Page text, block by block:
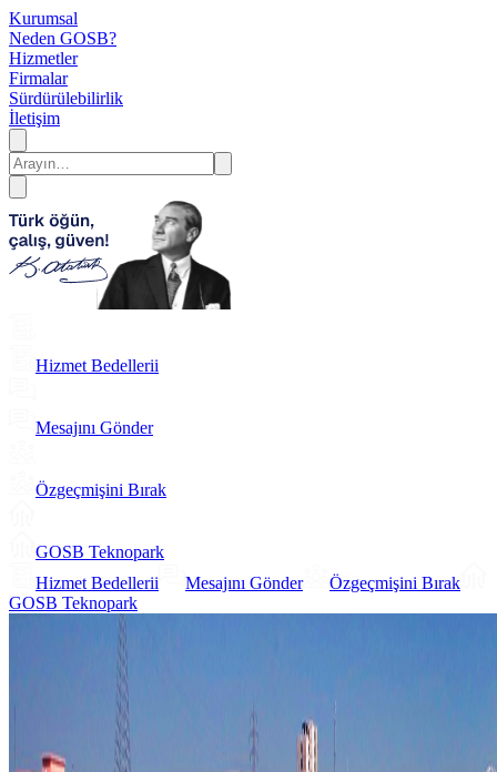
Kurumsal
Neden GOSB?
Hizmetler
Firmalar
Sürdürülebilirlik
İletişim
Hizmet Bedellerii
Mesajını Gönder
Özgeçmişini Bırak
GOSB Teknopark
Hizmet Bedellerii
Mesajını Gönder
Özgeçmişini Bırak
GOSB Teknopark